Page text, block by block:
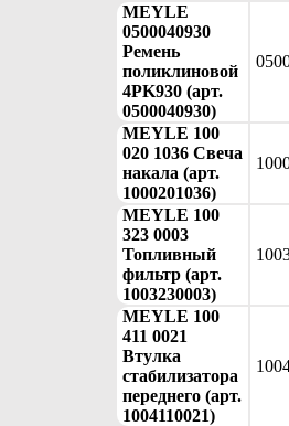
MEYLE
0500040930
Ремень
поликлиновой
4PK930 (арт.
0500040930)
MEYLE 100
020 1036 Свеча
накала (арт.
1000201036)
MEYLE 100
323 0003
Топливный
фильтр (арт.
1003230003)
MEYLE 100
411 0021
Втулка
стабилизатора
переднего (арт.
1004110021)